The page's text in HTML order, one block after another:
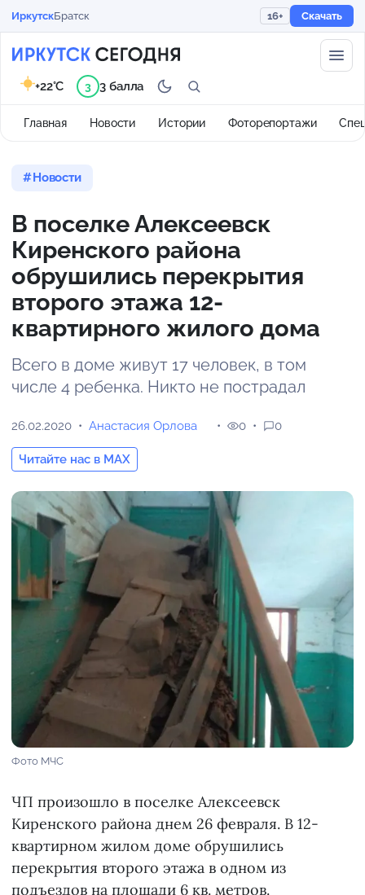
ИркутскБратск 16+ Скачать
Главная Новости Истории Фоторепортажи
+22°C 3 3 балла
Новости
В поселке Алексеевск
Киренского района
обрушились перекрытия
второго этажа 12-
квартирного жилого дома
Всего в доме живут 17 человек, в том
числе 4 ребенка. Никто не пострадал
26.02.2020 Анастасия Орлова
Читайте нас в MAX
0 0
Фото МЧС
ЧП произошло в поселке Алексеевск
Киренского района днем 26 февраля. В 12-
квартирном жилом доме обрушились
перекрытия второго этажа в одном из
подъездов на площади 6 кв. метров.